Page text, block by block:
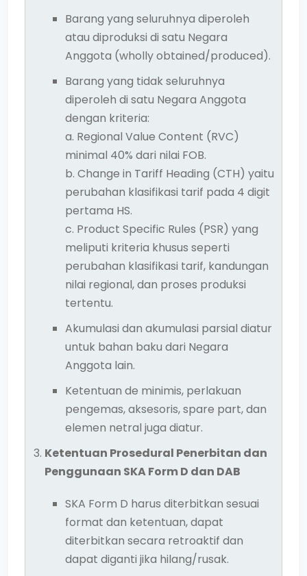
Barang yang seluruhnya diperoleh
atau diproduksi di satu Negara
Anggota (wholly obtained/produced).
Barang yang tidak seluruhnya
diperoleh di satu Negara Anggota
dengan kriteria:
a. Regional Value Content (RVC)
minimal 40% dari nilai FOB.
b. Change in Tariff Heading (CTH) yaitu
perubahan klasifikasi tarif pada 4 digit
pertama HS.
c. Product Specific Rules (PSR) yang
meliputi kriteria khusus seperti
perubahan klasifikasi tarif, kandungan
nilai regional, dan proses produksi
tertentu.
Akumulasi dan akumulasi parsial diatur
untuk bahan baku dari Negara
Anggota lain.
Ketentuan de minimis, perlakuan
pengemas, aksesoris, spare part, dan
elemen netral juga diatur.
Ketentuan Prosedural Penerbitan dan
Penggunaan SKA Form D dan DAB
SKA Form D harus diterbitkan sesuai
format dan ketentuan, dapat
diterbitkan secara retroaktif dan
dapat diganti jika hilang/rusak.